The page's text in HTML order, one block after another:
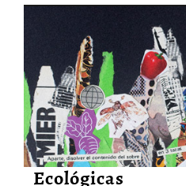
Cultivar-pensar
durante la
22/Jun/2020
Ecológicas